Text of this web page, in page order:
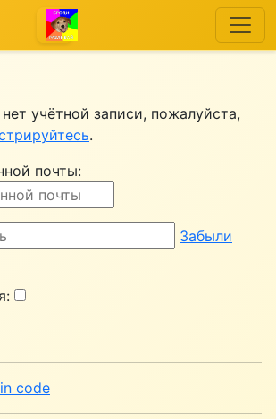
учётной записи, пожалуйста,
.
почты:
Забыли
code